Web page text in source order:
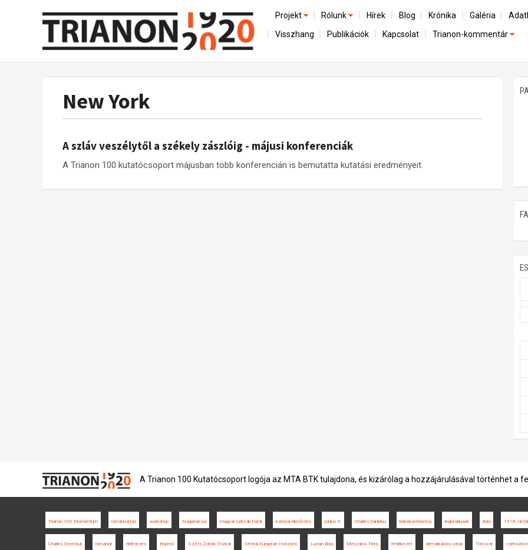
Projekt
Előzmények
Az összeomlás és a magyar társadalom
Utókor és emlékezet
Rólunk
A kutatócsoport működéséről
Hírek Blog Krónika Galéria
Visszhang Publikációk Kapcsolat Trianon-kommentár
New York
A szláv veszélytől a székely zászlóig - májusi konferenciák
A Trianon 100 kutatócsoport májusban több konferencián is bemutatta kutatási eredményeit.
A Trianon 100 Kutatócsoport logója az MTA BTK tulajdona, és kizárólag a hozzájárulásával történhet a
Trianon 100 Momentum románosítás workshop Nagybarcsa magyar-szlovák határ katonai ellenőrzés június 4. Charles Daniélou békekonferencia legionáriusok Ada 1918.
Charles Seymour románok élelmezés Kisjenő Szőts Zoltán Oszkár Central European Horizons Lucian Boia Mészáros Flóra emlékezet demarkációs vonal Törcsvár